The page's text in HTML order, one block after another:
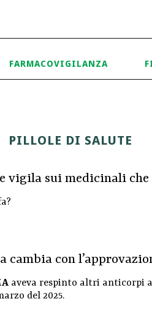
FARMACOVIGILANZA
PILLOLE DI SALUTE
vigila sui medicinali
cambia con
aveva respinto altri anticorpi
del 2025.